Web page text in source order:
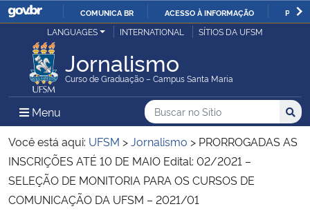
IR
O
COMUNICA BR ACESSO À INFORMAÇÃO
Ministério da Justiça e Segurança Pública
Ministério da Defesa
Ministério das Relações Exteriores
Ministério da Economia
LANGUAGES INTERNATIONAL SÍTIOS DA UFSM
Jornalismo
Curso de Graduação – Campus Santa Maria
Menu Menu Principal do Sítio
Busca
Buscar no no Sítio
Busca:
Você está aqui: UFSM >Jornalismo > PRORROGADAS AS
INSCRIÇÕES ATÉ 10 DE MAIO Edital: 02/2021 –
SELEÇÃO DE MONITORIA PARA OS CURSOS DE
COMUNICAÇÃO DA UFSM – 2021/01